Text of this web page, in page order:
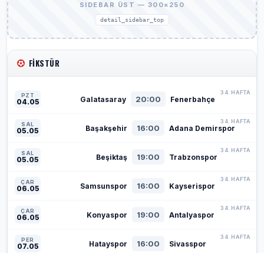
SIDEBAR ÜST — 300×250
detail_sidebar_top
FIKSTÜR
PZT
04.05 Galatasaray 20:00 Fenerbahçe
34. HAFTA
SAL
05.05 Başakşehir 16:00 Adana Demirspor
34. HAFTA
SAL
05.05 Beşiktaş 19:00 Trabzonspor
34. HAFTA
ÇAR
06.05 Samsunspor 16:00 Kayserispor
34. HAFTA
ÇAR
06.05 Konyaspor 19:00 Antalyaspor
34. HAFTA
PER
07.05 Hatayspor 16:00 Sivasspor
34. HAFTA